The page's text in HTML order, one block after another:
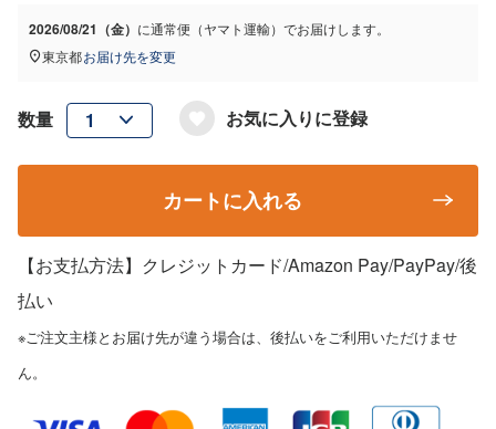
2026/08/21（金） に通常便（ヤマト運輸） でお届けします。
東京都お届け先を変更
お気に入りに登録
カートに入れる
【お支払方法】クレジットカード/Amazon Pay/PayPay/後
払い
※ご注文主様とお届け先が違う場合は、後払いをご利用いただけませ
ん。